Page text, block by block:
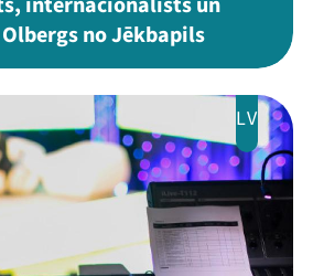
no Jēkbapils
LV